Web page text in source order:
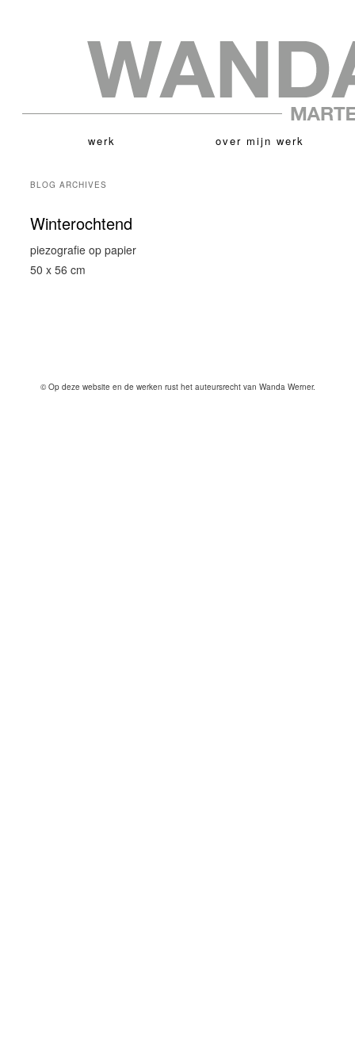
werk over mijn werk
BLOG ARCHIVES
Winterochtend
piezografie op papier
50 x 56 cm
© Op deze website en de werken rust het auteursrecht van Wanda Werner.